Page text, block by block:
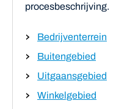
procesbeschrijving.
Bedrijventerrein
Buitengebied
Uitgaansgebied
Winkelgebied